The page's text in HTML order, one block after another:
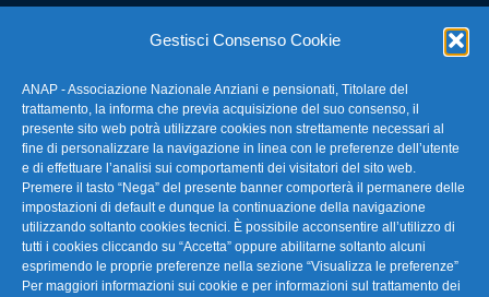
Gestisci Consenso Cookie
ANAP - Associazione Nazionale Anziani e pensionati, Titolare del
trattamento, la informa che previa acquisizione del suo consenso, il
presente sito web potrà utilizzare cookies non strettamente necessari al
fine di personalizzare la navigazione in linea con le preferenze dell’utente
e di effettuare l’analisi sui comportamenti dei visitatori del sito web.
Premere il tasto “Nega” del presente banner comporterà il permanere delle
impostazioni di default e dunque la continuazione della navigazione
utilizzando soltanto cookies tecnici. È possibile acconsentire all’utilizzo di
tutti i cookies cliccando su “Accetta” oppure abilitarne soltanto alcuni
esprimendo le proprie preferenze nella sezione “Visualizza le preferenze”
Per maggiori informazioni sui cookie e per informazioni sul trattamento dei
FAQ – Domande Frequenti
La nostra Newsletter
Link Utili
TG Confartigianato